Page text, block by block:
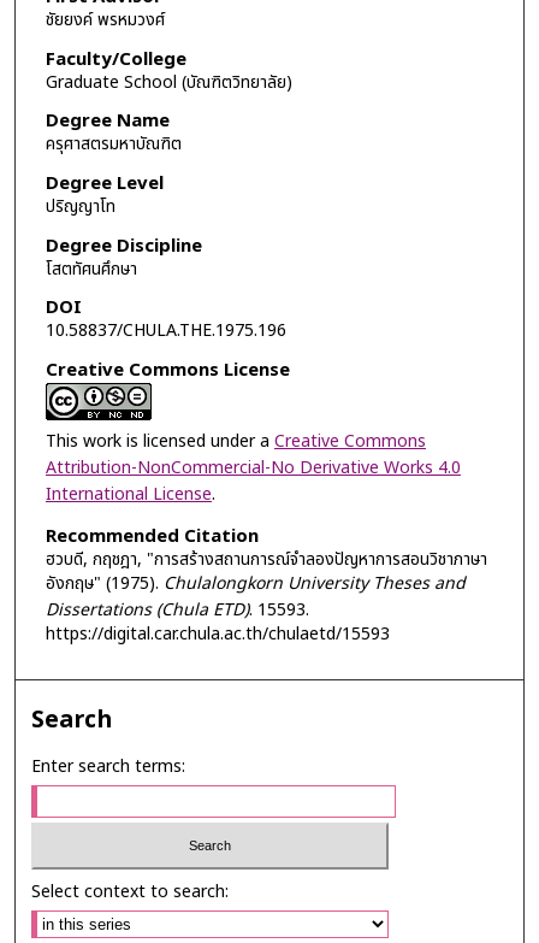
ชัยยงค์ พรหมวงศ์
Faculty/College
Graduate School (บัณฑิตวิทยาลัย)
Degree Name
ครุศาสตรมหาบัณฑิต
Degree Level
ปริญญาโท
Degree Discipline
โสตทัศนศึกษา
DOI
10.58837/CHULA.THE.1975.196
Creative Commons License
This work is licensed under a Creative Commons
Attribution-NonCommercial-No Derivative Works 4.0
International License.
Recommended Citation
ฮวบดี, กฤชฎา, "การสร้างสถานการณ์จำลองปัญหาการสอนวิชาภาษา
อังกฤษ" (1975). Chulalongkorn University Theses and
Dissertations (Chula ETD). 15593.
https://digital.car.chula.ac.th/chulaetd/15593
Search
Enter search terms:
Select context to search: